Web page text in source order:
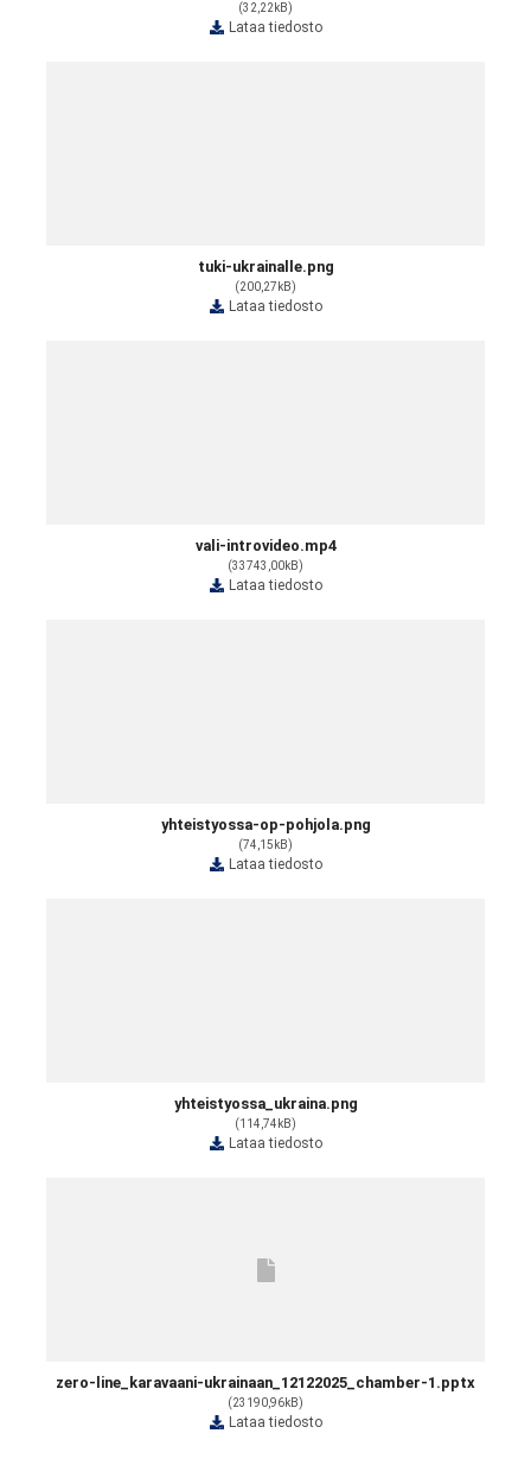
(32,22kB)
Lataa tiedosto
tuki-ukrainalle.png
(200,27kB)
Lataa tiedosto
vali-introvideo.mp4
(33743,00kB)
Lataa tiedosto
yhteistyossa-op-pohjola.png
(74,15kB)
Lataa tiedosto
yhteistyossa_ukraina.png
(114,74kB)
Lataa tiedosto
zero-line_karavaani-ukrainaan_12122025_chamber-1.pptx
(23190,96kB)
Lataa tiedosto